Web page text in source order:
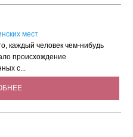
мест
каждый человек чем-нибудь
происхождение
с...